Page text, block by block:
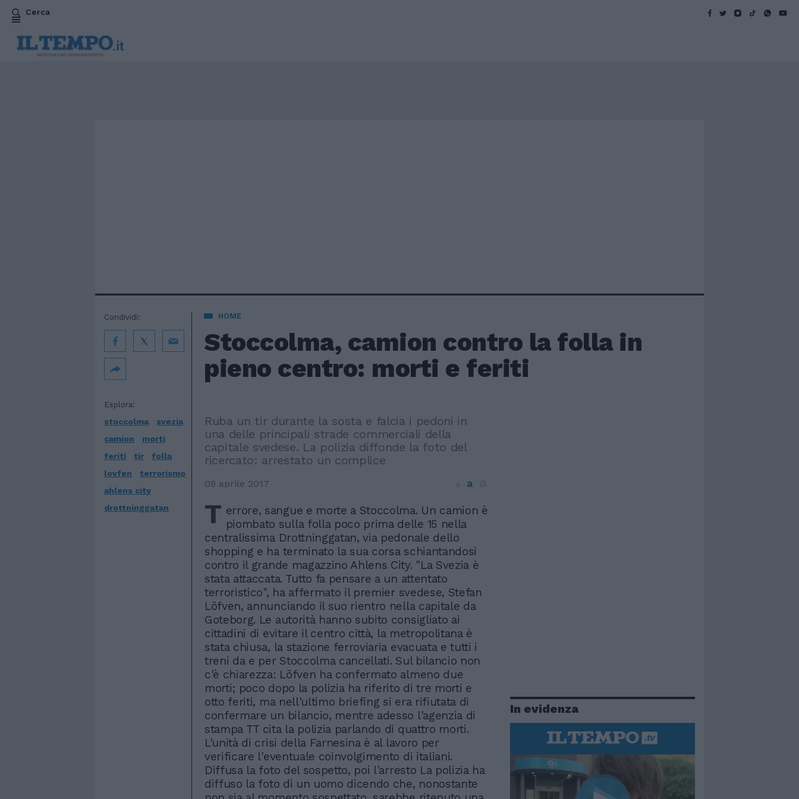
Cerca
HOME
Stoccolma, camion contro la folla in
pieno centro: morti e feriti
Esplora:
stoccolma
svezia
camion
morti
feriti
tir
folla
lovfen
terrorismo
ahlens city
drottninggatan
Condividi:
Ruba un tir durante la sosta e falcia i pedoni in
una delle principali strade commerciali della
capitale svedese. La polizia diffonde la foto del
ricercato: arrestato un complice
09 aprile 2017 a
T errore, sangue e morte a Stoccolma. Un camion è
piombato sulla folla poco prima delle 15 nella
centralissima Drottninggatan, via pedonale dello
shopping e ha terminato la sua corsa schiantandosi
contro il grande magazzino Ahlens City. "La Svezia è
stata attaccata. Tutto fa pensare a un attentato
terroristico", ha affermato il premier svedese, Stefan
Löfven, annunciando il suo rientro nella capitale da
Goteborg. Le autorità hanno subito consigliato ai
cittadini di evitare il centro città, la metropolitana è
stata chiusa, la stazione ferroviaria evacuata e tutti i
treni da e per Stoccolma cancellati. Sul bilancio non
c'è chiarezza: Löfven ha confermato almeno due
morti; poco dopo la polizia ha riferito di tre morti e
otto feriti, ma nell'ultimo briefing si era rifiutata di
confermare un bilancio, mentre adesso l'agenzia di
stampa TT cita la polizia parlando di quattro morti.
L'unità di crisi della Farnesina è al lavoro per
verificare l'eventuale coinvolgimento di italiani.
Diffusa la foto del sospetto, poi l'arresto La polizia ha
diffuso la foto di un uomo dicendo che, nonostante
In evidenza